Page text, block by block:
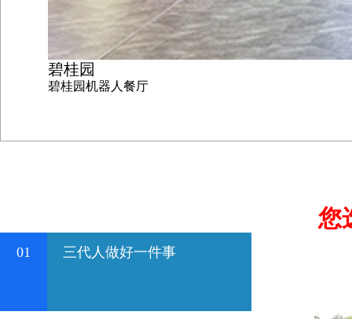
碧桂园
碧桂园机器人餐厅
您
01 三代人做好一件事